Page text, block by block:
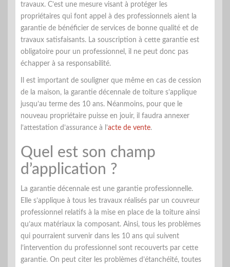
travaux. C’est une mesure visant à protéger les
propriétaires qui font appel à des professionnels aient la
garantie de bénéficier de services de bonne qualité et de
travaux satisfaisants. La souscription à cette garantie est
obligatoire pour un professionnel, il ne peut donc pas
échapper à sa responsabilité.
Il est important de souligner que même en cas de cession
de la maison, la garantie décennale de toiture s’applique
jusqu’au terme des 10 ans. Néanmoins, pour que le
nouveau propriétaire puisse en jouir, il faudra annexer
l’attestation d’assurance à l’acte de vente.
Quel est son champ
d’application ?
La garantie décennale est une garantie professionnelle.
Elle s’applique à tous les travaux réalisés par un couvreur
professionnel relatifs à la mise en place de la toiture ainsi
qu’aux matériaux la composant. Ainsi, tous les problèmes
qui pourraient survenir dans les 10 ans qui suivent
l’intervention du professionnel sont recouverts par cette
garantie. On peut citer les problèmes d’étanchéité, toutes